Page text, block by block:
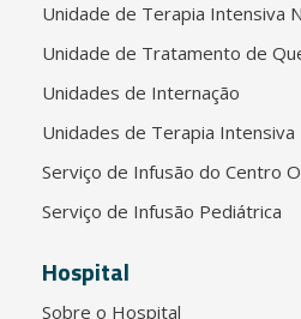
Unidade de Terapia Intensiva
Unidade de Tratamento de
Unidades de Internação
Unidades de Terapia Intensiva
Serviço de Infusão do Centro
Serviço de Infusão Pediátrica
Hospital
Sobre o Hospital